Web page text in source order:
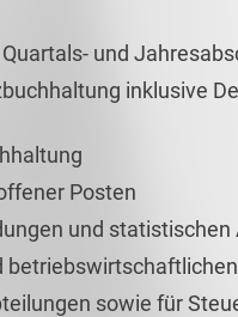
und
inklusive
Posten
und
sowie für